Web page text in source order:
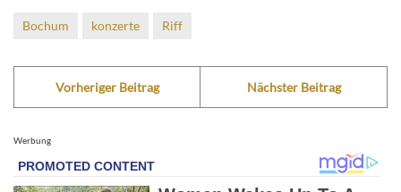
Bochum konzerte Riff
Vorheriger Beitrag Nächster Beitrag
Werbung